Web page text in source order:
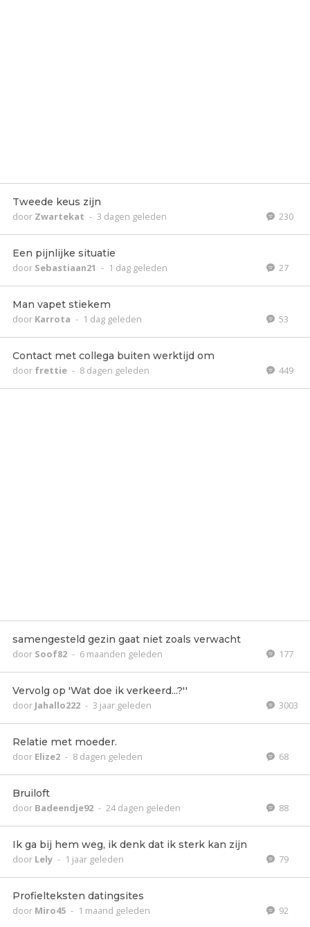
Tweede keus zijn
door Zwartekat - 3 dagen geleden 230
Een pijnlijke situatie
door Sebastiaan21 - 1 dag geleden 27
Man vapet stiekem
door Karrota - 1 dag geleden 53
Contact met collega buiten werktijd om
door frettie - 8 dagen geleden 449
samengesteld gezin gaat niet zoals verwacht
door Soof82 - 6 maanden geleden 177
Vervolg op 'Wat doe ik verkeerd...?''
door Jahallo222 - 3 jaar geleden 3003
Relatie met moeder.
door Elize2 - 8 dagen geleden 68
Bruiloft
door Badeendje92 - 24 dagen geleden 88
Ik ga bij hem weg, ik denk dat ik sterk kan zijn
door Lely - 1 jaar geleden 79
Profielteksten datingsites
door Miro45 - 1 maand geleden 92